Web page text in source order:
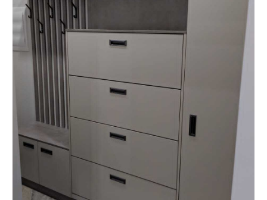
Мы — семейная компания «Мебель-Королей»!
С 2005 года производим мебель на заказ в Москве,
контролируя весь процесс — от проекта
до установки. За годы работы реализовали сотни
проектов, поэтому точно понимаем, как сделать
мебель, которая будет удобной в использовании
и прослужит долгие годы. Подходим к задаче
системно: учитываем планировку, потребности
и бюджет клиента. Перед запуском показываем
проект и фиксируем стоимость — вы заранее
понимаете результат и не сталкиваетесь
с неожиданными расходами.
Оформляйте заказ по телефону: +7 (495) 744 74 20.
Наши специалисты проконсультируют Вас по всем
интересующим вопросам, а также помогут
составить дизайн-проект и подобрать все
необходимые материалы для будущей кухни.